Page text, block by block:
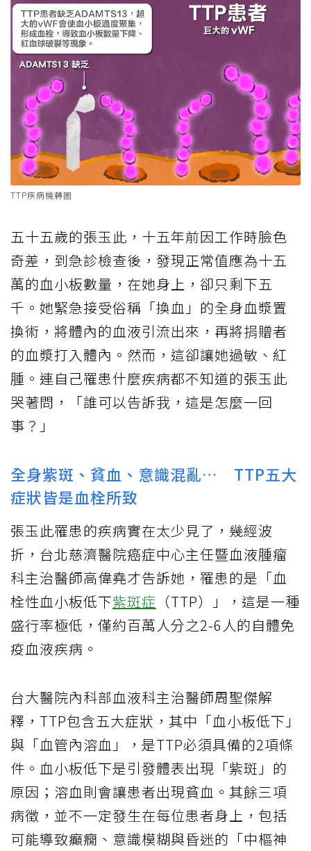
TTP疾病機轉圖
五十五歲的張玉此，十五年前因工作時臉色
奇差，到急診檢查後，發現正常值應為十五
萬的血小板數量，在她身上，卻只剩下五
千。她緊急接受俗稱「換血」的全身血漿置
換術，將體內的血液引流出來，再將捐贈者
的血漿打入體內。然而，這卻讓她過敏、紅
腫。連自己罹患什麼疾病都不知道的張玉此
哭著問，「誰可以告訴我，這是怎麼一回
事？」
全身紫斑、貧血、意識混亂… TTP五大
症狀皆是血栓所致
張玉此罹患的疾病實在太少見了，幾經波
折，台北慈濟醫院癌症中心主任暨血液腫瘤
科主治醫師高偉堯才告訴她，罹患的是「血
栓性血小板低下紫斑症 （TTP）」，這是一種
盛行率極低，僅約百萬人分之2-6人的自體免
疫血液疾病。
台大醫院內科部血液科主治醫師周聖傑解
釋，TTP包含五大症狀，其中「血小板低下」
與「血管內溶血」，是TTP必須具備的2項條
件。血小板低下是引發體表出現「紫斑」的
原因；溶血則會讓患者出現貧血。其餘三項
病徵，並不一定發生在每位患者身上，包括
可能導致癲癇、意識模糊與昏迷的「中樞神